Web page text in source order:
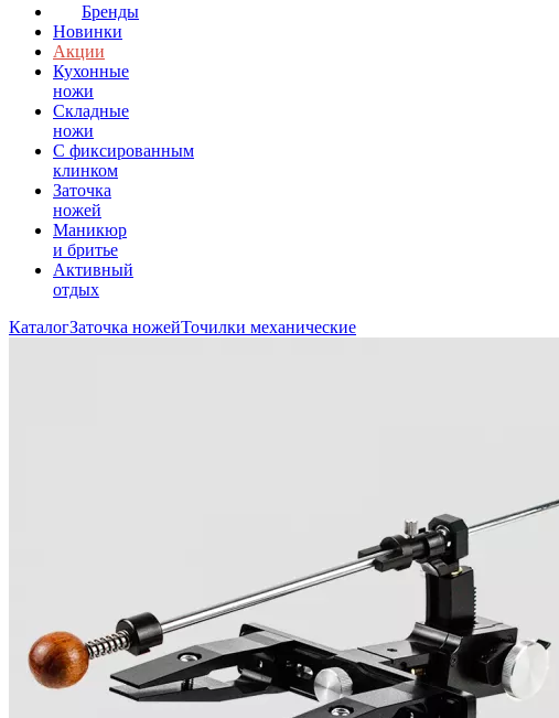
Бренды
Новинки
Акции
Кухонные
ножи
Складные
ножи
C фиксированным
клинком
Заточка
ножей
Маникюр
и бритье
Активный
отдых
КаталогЗаточка ножейТочилки механические